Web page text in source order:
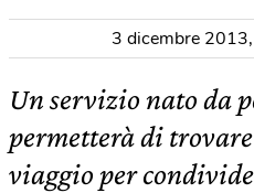
3 dicembre 2013,
Un servizio nato da
permetterà di
viaggio per